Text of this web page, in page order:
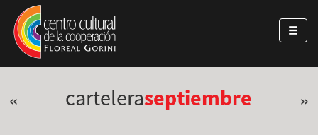
Pasar al contenido principal
Jump to main content
« carteleraseptiembre »